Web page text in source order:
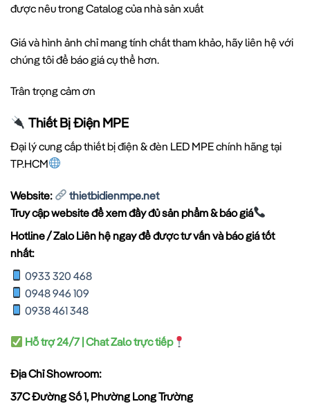
được nêu trong Catalog của nhà sản xuất
Giá và hình ảnh chỉ mang tính chất tham khảo, hãy liên hệ với
chúng tôi để báo giá cụ thể hơn.
Trân trọng cảm ơn
Thiết Bị Điện MPE
Đại lý cung cấp thiết bị điện & đèn LED MPE chính hãng tại
TP.HCM
Website:
thietbidienmpe.net
Truy cập website để xem đầy đủ sản phẩm & báo giá
Hotline / Zalo Liên hệ ngay để được tư vấn và báo giá tốt
nhất:
0933 320 468
0948 946 109
0938 461 348
Hỗ trợ 24/7 | Chat Zalo trực tiếp
Địa Chỉ Showroom:
37C Đường Số 1, Phường Long Trường